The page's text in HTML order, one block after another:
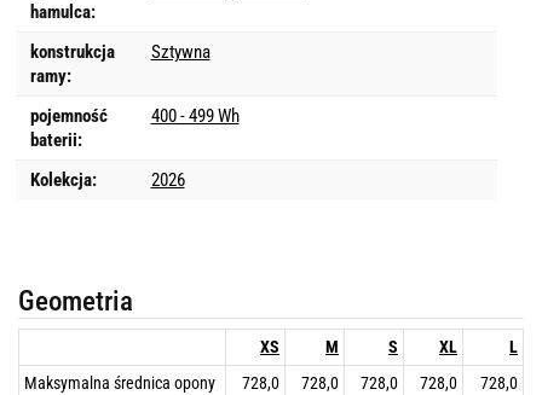
hamulca:
konstrukcja
ramy:
Sztywna
pojemność
baterii:
400 - 499 Wh
Kolekcja: 2026
Geometria
XS M S XL
L
Maksymalna średnica opony
728,0 728,0 728,0 728,0
728,0